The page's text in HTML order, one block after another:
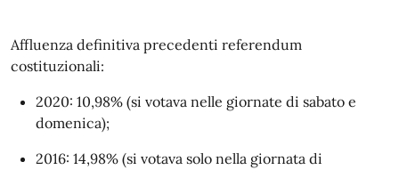
Affluenza definitiva precedenti referendum
costituzionali:
2020: 10,98% (si votava nelle giornate di sabato e
domenica);
2016: 14,98% (si votava solo nella giornata di